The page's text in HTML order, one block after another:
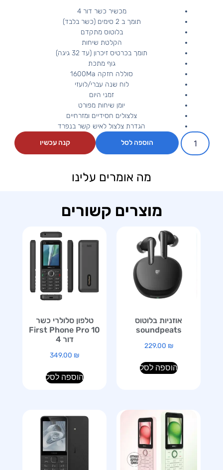
מכשיר כשר דור 4
תומך ב 2 סימים (כשר בלבד)
בלוטוס מתקדם
הקלטת שיחות
תומך בכרטיס זיכרון (עד 32 גיגה)
גוף מתכת
סוללה חזקה 1600Ma
לוח שנה עברי/לועזי
זמני היום
יומן שיחות מפורט
צלצולים חסידיים ומזרחיים
הגדרת צלצול לאיש קשר בנפרד
הוספה לסל
קנה עכשיו
מה אומרים עלינו
מוצרים קשורים
אוזניות בלוטוס
soundpeats
229.00 ₪
הוספה לסל
טלפון סלולרי כשר
First Phone Pro 10
דור 4
349.00 ₪
הוספה לסל